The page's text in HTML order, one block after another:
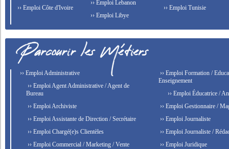
›› Emploi Côte d'Ivoire
›› Emploi Lebanon
›› Emploi Libye
›› Emploi Tunisie
›› Emploi Administrative
›› Emploi Agent Administrative / Agent de
Bureau
›› Emploi Archiviste
›› Emploi Assistante de Direction / Secrétaire
›› Emploi Chargé(e)s Clientèles
›› Emploi Commercial / Marketing / Vente
›› Emploi Formation /
Enseignement
›› Emploi Éducatrice /
›› Emploi Gestionnaire /
›› Emploi Journaliste
›› Emploi Journaliste /
›› Emploi Juridique